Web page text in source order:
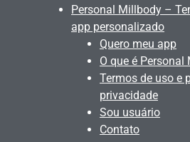
Personal Millbody –
app personalizado
Quero meu app
O que é Personal
Termos de uso e
privacidade
Sou usuário
Contato